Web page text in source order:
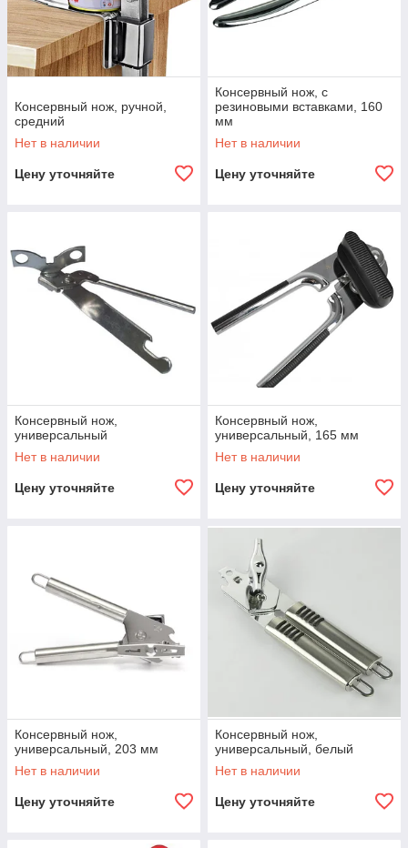
Консервный нож, ручной,
средний
Нет в наличии
Цену уточняйте
Консервный нож, с
резиновыми вставками, 160
мм
Нет в наличии
Цену уточняйте
Консервный нож,
универсальный
Нет в наличии
Цену уточняйте
Консервный нож,
универсальный, 165 мм
Нет в наличии
Цену уточняйте
Консервный нож,
универсальный, 203 мм
Нет в наличии
Цену уточняйте
Консервный нож,
универсальный, белый
Нет в наличии
Цену уточняйте